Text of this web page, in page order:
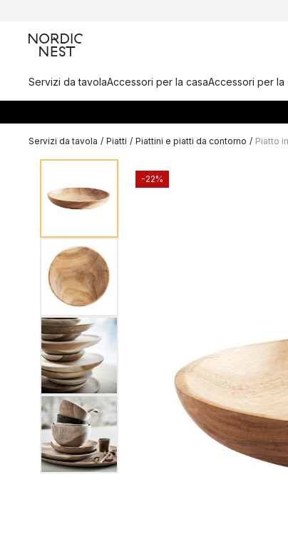
Servizi da tavolaAccessori per la casaAccessori per la
Servizi da tavola / Piatti / Piattini e piatti da contorno / Piatto
-22%